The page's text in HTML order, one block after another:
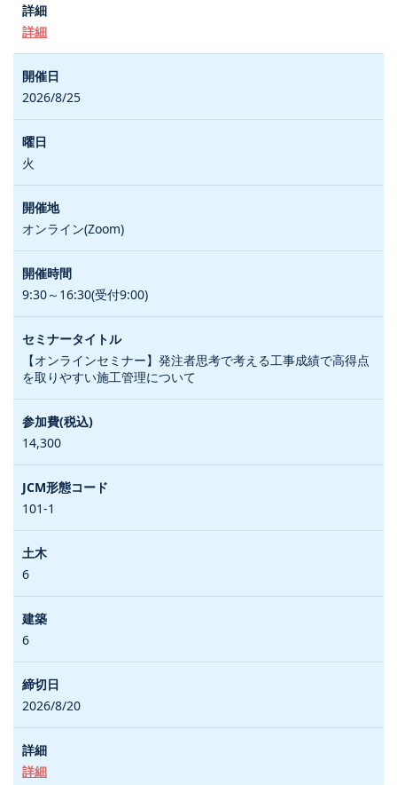
詳細
2026/8/25
火
オンライン(Zoom)
9:30～16:30(受付9:00)
【オンラインセミナー】発注者思考で考える工事成績で高得点
を取りやすい施工管理について
14,300
101-1
6
6
2026/8/20
詳細